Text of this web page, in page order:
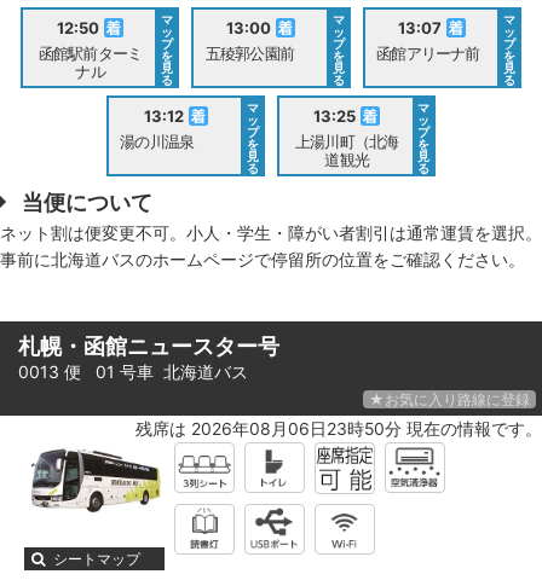
12:50
函館駅前ターミ
ナル
マ
ッ
プ
を
見
る
13:00
五稜郭公園前
マ
ッ
プ
を
見
る
13:07
函館アリーナ前
マ
ッ
プ
を
見
る
13:12
湯の川温泉
マ
ッ
プ
を
見
る
13:25
上湯川町（北海
道観光
マ
ッ
プ
を
見
る
当便について
ネット割は便変更不可。小人・学生・障がい者割引は通常運賃を選択。
事前に北海道バスのホームページで停留所の位置をご確認ください。
札幌・函館ニュースター号
0013 便 01 号車 北海道バス
★お気に入り路線に登録
残席は 2026年08月06日23時50分 現在の情報です。
シートマップ